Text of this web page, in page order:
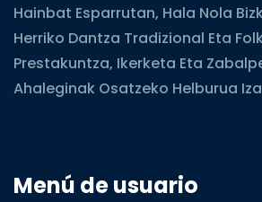
Hainbat Esparrutan, Hala Nola
Herriko Dantza Tradizional Eta
Prestakuntza, Ikerketa Eta
Ahaleginak Osatzeko Helburua
Menú de usuario